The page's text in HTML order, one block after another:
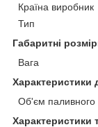
Країна виробник
Тип
Габаритні
Вага
Характеристики
Об'єм паливного
Характеристики